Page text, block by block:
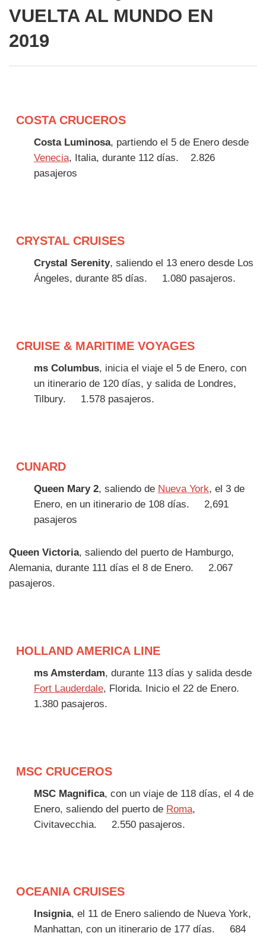
VUELTA AL MUNDO EN
2019
COSTA CRUCEROS
Costa Luminosa, partiendo el 5 de Enero desde
Venecia, Italia, durante 112 días.
2.826
pasajeros
CRYSTAL CRUISES
Crystal Serenity, saliendo el 13 enero desde Los
Ángeles, durante 85 días.
1.080 pasajeros.
CRUISE & MARITIME VOYAGES
ms Columbus, inicia el viaje el 5 de Enero, con
un itinerario de 120 días, y salida de Londres,
Tilbury.
1.578 pasajeros.
CUNARD
Queen Mary 2, saliendo de Nueva York, el 3 de
Enero, en un itinerario de 108 días.
2,691
pasajeros
Queen Victoria, saliendo del puerto de Hamburgo,
Alemania, durante 111 días el 8 de Enero.
2.067
pasajeros.
HOLLAND AMERICA LINE
ms Amsterdam, durante 113 días y salida desde
Fort Lauderdale, Florida. Inicio el 22 de Enero.
1.380 pasajeros.
MSC CRUCEROS
MSC Magnifica, con un viaje de 118 días, el 4 de
Enero, saliendo del puerto de Roma,
Civitavecchia.
2.550 pasajeros.
OCEANIA CRUISES
Insignia, el 11 de Enero saliendo de Nueva York,
Manhattan, con un itinerario de 177 días.
684